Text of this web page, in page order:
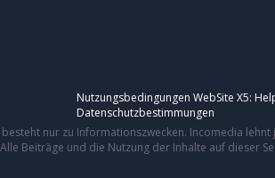
Nutzungsbedingungen WebSite X5:
Datenschutzbestimmungen
nur zu Informationszwecken. Incomedia
Beiträge und die Nutzung der Inhalte auf dieser